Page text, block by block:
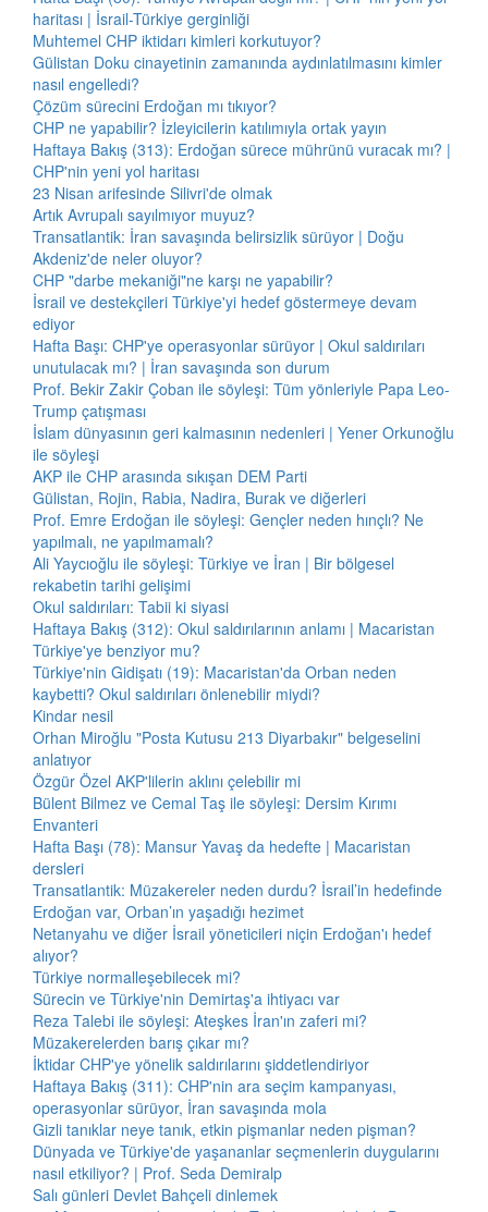
haritası | İsrail-Türkiye gerginliği
Muhtemel CHP iktidarı kimleri korkutuyor?
Gülistan Doku cinayetinin zamanında aydınlatılmasını kimler
nasıl engelledi?
Çözüm sürecini Erdoğan mı tıkıyor?
CHP ne yapabilir? İzleyicilerin katılımıyla ortak yayın
Haftaya Bakış (313): Erdoğan sürece mührünü vuracak mı? |
CHP'nin yeni yol haritası
23 Nisan arifesinde Silivri'de olmak
Artık Avrupalı sayılmıyor muyuz?
Transatlantik: İran savaşında belirsizlik sürüyor | Doğu
Akdeniz'de neler oluyor?
CHP "darbe mekaniği"ne karşı ne yapabilir?
İsrail ve destekçileri Türkiye'yi hedef göstermeye devam
ediyor
Hafta Başı: CHP'ye operasyonlar sürüyor | Okul saldırıları
unutulacak mı? | İran savaşında son durum
Prof. Bekir Zakir Çoban ile söyleşi: Tüm yönleriyle Papa Leo-
Trump çatışması
İslam dünyasının geri kalmasının nedenleri | Yener Orkunoğlu
ile söyleşi
AKP ile CHP arasında sıkışan DEM Parti
Gülistan, Rojin, Rabia, Nadira, Burak ve diğerleri
Prof. Emre Erdoğan ile söyleşi: Gençler neden hınçlı? Ne
yapılmalı, ne yapılmamalı?
Ali Yaycıoğlu ile söyleşi: Türkiye ve İran | Bir bölgesel
rekabetin tarihi gelişimi
Okul saldırıları: Tabii ki siyasi
Haftaya Bakış (312): Okul saldırılarının anlamı | Macaristan
Türkiye'ye benziyor mu?
Türkiye'nin Gidişatı (19): Macaristan'da Orban neden
kaybetti? Okul saldırıları önlenebilir miydi?
Kindar nesil
Orhan Miroğlu "Posta Kutusu 213 Diyarbakır" belgeselini
anlatıyor
Özgür Özel AKP'lilerin aklını çelebilir mi
Bülent Bilmez ve Cemal Taş ile söyleşi: Dersim Kırımı
Envanteri
Hafta Başı (78): Mansur Yavaş da hedefte | Macaristan
dersleri
Transatlantik: Müzakereler neden durdu? İsrail’in hedefinde
Erdoğan var, Orban’ın yaşadığı hezimet
Netanyahu ve diğer İsrail yöneticileri niçin Erdoğan'ı hedef
alıyor?
Türkiye normalleşebilecek mi?
Sürecin ve Türkiye'nin Demirtaş'a ihtiyacı var
Reza Talebi ile söyleşi: Ateşkes İran'ın zaferi mi?
Müzakerelerden barış çıkar mı?
İktidar CHP'ye yönelik saldırılarını şiddetlendiriyor
Haftaya Bakış (311): CHP'nin ara seçim kampanyası,
operasyonlar sürüyor, İran savaşında mola
Gizli tanıklar neye tanık, etkin pişmanlar neden pişman?
Dünyada ve Türkiye'de yaşananlar seçmenlerin duygularını
nasıl etkiliyor? | Prof. Seda Demiralp
Salı günleri Devlet Bahçeli dinlemek